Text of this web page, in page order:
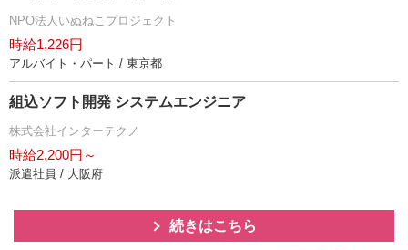
NPO法人いぬねこプロジェクト
時給1,226円
アルバイト・パート / 東京都
組込ソフト開発 システムエンジニア
株式会社インターテクノ
時給2,200円～
派遣社員 / 大阪府
続きはこちら